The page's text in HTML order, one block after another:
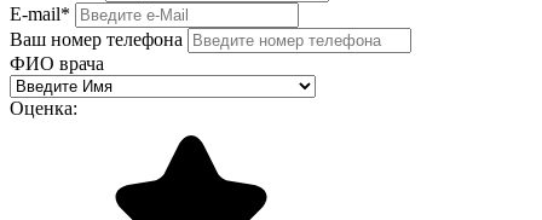
E-mail*
Ваш номер телефона
ФИО врача
Оценка: